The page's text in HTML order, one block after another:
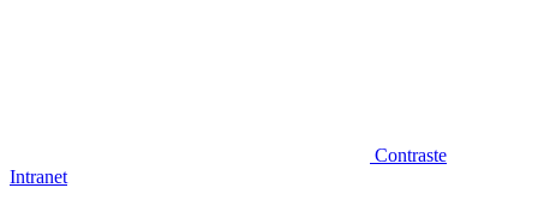
Contraste
Intranet